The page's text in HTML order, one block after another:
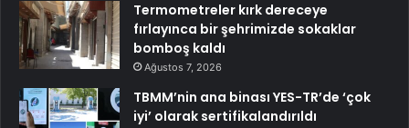
Termometreler kırk dereceye
fırlayınca bir şehrimizde sokaklar
bomboş kaldı
Ağustos 7, 2026
TBMM’nin ana binası YES-TR’de ‘çok
iyi’ olarak sertifikalandırıldı